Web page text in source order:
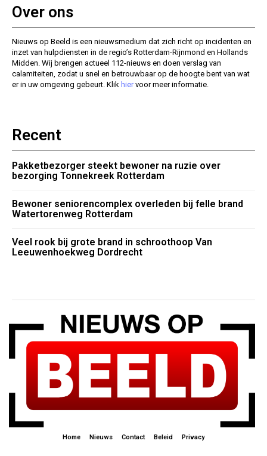
Over ons
Nieuws op Beeld is een nieuwsmedium dat zich richt op incidenten en
inzet van hulpdiensten in de regio’s Rotterdam-Rijnmond en Hollands
Midden. Wij brengen actueel 112-nieuws en doen verslag van
calamiteiten, zodat u snel en betrouwbaar op de hoogte bent van wat
er in uw omgeving gebeurt. Klik hiervoor meer informatie.
Recent
Pakketbezorger steekt bewoner na ruzie over
bezorging Tonnekreek Rotterdam
Bewoner seniorencomplex overleden bij felle brand
Watertorenweg Rotterdam
Veel rook bij grote brand in schroothoop Van
Leeuwenhoekweg Dordrecht
Home Nieuws Contact Beleid Privacy